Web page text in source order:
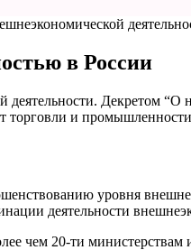
в России
Декретом “О
торговли и
уровня
деятельности
чем 20-ти